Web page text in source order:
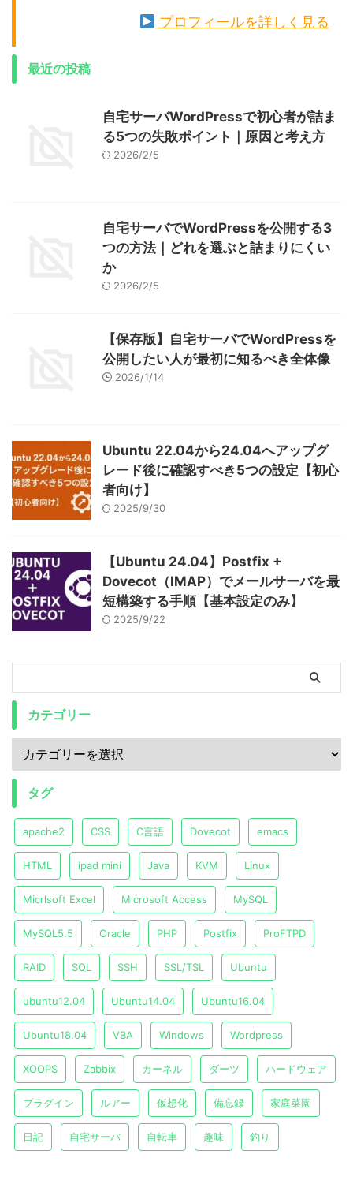
プロフィールを詳しく見る
最近の投稿
自宅サーバWordPressで初心者が詰ま
る5つの失敗ポイント｜原因と考え方
2026/2/5
自宅サーバでWordPressを公開する3
つの方法｜どれを選ぶと詰まりにくい
か
2026/2/5
【保存版】自宅サーバでWordPressを
公開したい人が最初に知るべき全体像
2026/1/14
Ubuntu 22.04から24.04へアップグ
レード後に確認すべき5つの設定【初心
者向け】
2025/9/30
【Ubuntu 24.04】Postfix +
Dovecot（IMAP）でメールサーバを最
短構築する手順【基本設定のみ】
2025/9/22
カテゴリー
タグ
apache2 CSS C言語 Dovecot emacs
HTML ipad mini Java KVM Linux
Micrlsoft Excel Microsoft Access MySQL
MySQL5.5 Oracle PHP Postfix ProFTPD
RAID SQL SSH SSL/TSL Ubuntu
ubuntu12.04 Ubuntu14.04 Ubuntu16.04
Ubuntu18.04 VBA Windows Wordpress
XOOPS Zabbix カーネル ダーツ ハードウェア
プラグイン ルアー 仮想化 備忘録 家庭菜園
日記 自宅サーバ 自転車 趣味 釣り